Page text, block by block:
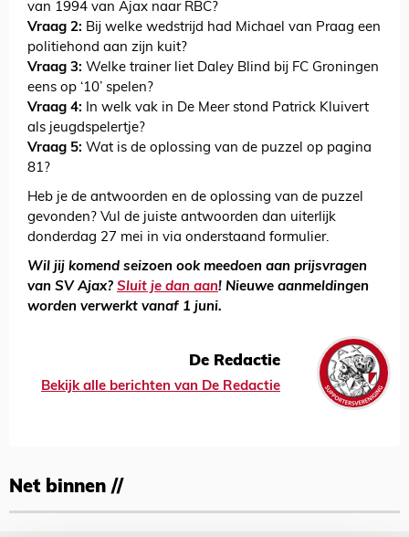
van 1994 van Ajax naar RBC?
Vraag 2: Bij welke wedstrijd had Michael van Praag een
politiehond aan zijn kuit?
Vraag 3: Welke trainer liet Daley Blind bij FC Groningen
eens op ‘10’ spelen?
Vraag 4: In welk vak in De Meer stond Patrick Kluivert
als jeugdspelertje?
Vraag 5: Wat is de oplossing van de puzzel op pagina
81?
Heb je de antwoorden en de oplossing van de puzzel
gevonden? Vul de juiste antwoorden dan uiterlijk
donderdag 27 mei in via onderstaand formulier.
Wil jij komend seizoen ook meedoen aan prijsvragen
van SV Ajax? Sluit je dan aan! Nieuwe aanmeldingen
worden verwerkt vanaf 1 juni.
De Redactie
Bekijk alle berichten van De Redactie
Net binnen //